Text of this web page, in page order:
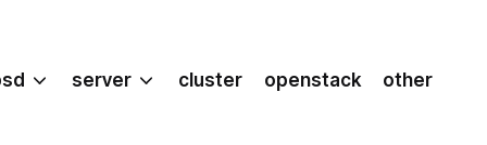
server cluster openstack other